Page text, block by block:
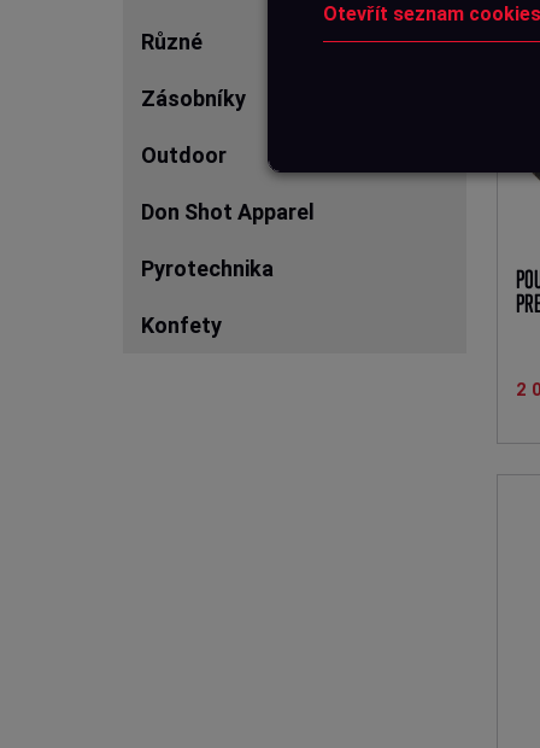
Otevřít seznam
Různé
Zásobníky
Outdoor
Don Shot Apparel
Pyrotechnika
Konfety
2